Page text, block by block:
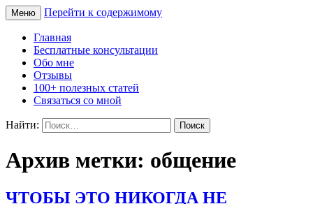
Свет Радости
Меню Перейти к содержимому
Главная
Бесплатные консультации
Обо мне
Отзывы
100+ полезных статей
Связаться со мной
Найти:
Архив метки: общение
ЧТОБЫ ЭТО НИКОГДА НЕ